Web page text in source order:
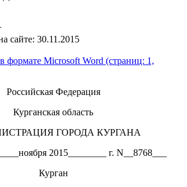
сайте: 30.11.2015
формате Microsoft Word (страниц: 1,
Российская Федерация
Курганская область
ГОРОДА КУРГАНА
2015________ г. N__8768___
Курган